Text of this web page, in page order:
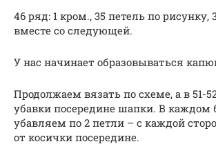
46 ряд: 1 кром., 35 петель по рисунку,
вместе со следующей.
У нас начинает образовываться
Продолжаем вязать по схеме, а в 51-
убавки посередине шапки. В каждом
убавляем по 2 петли – с каждой
от косички посередине.